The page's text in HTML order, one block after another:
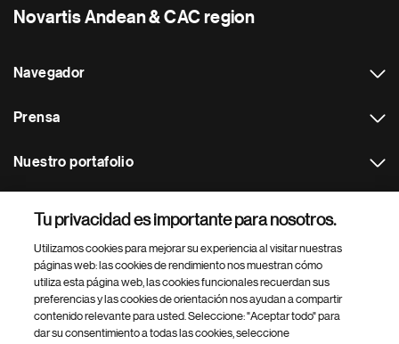
Novartis Andean & CAC region
Navegador
Prensa
Nuestro portafolio
Footer Site Search
Tu privacidad es importante para nosotros.
Utilizamos cookies para mejorar su experiencia al visitar nuestras
páginas web: las cookies de rendimiento nos muestran cómo
utiliza esta página web, las cookies funcionales recuerdan sus
preferencias y las cookies de orientación nos ayudan a compartir
contenido relevante para usted. Seleccione: "Aceptar todo" para
dar su consentimiento a todas las cookies, seleccione